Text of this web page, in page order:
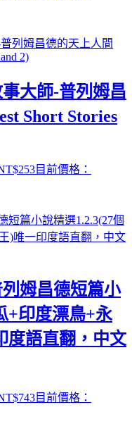
大師-普列姆昌
Short Stories
253目前價格：
姆昌德短篇小
+印度漂鳥+永
度語直翻，中文
743目前價格：